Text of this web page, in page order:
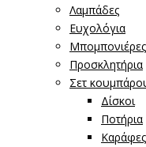
Λαμπάδες
Ευχολόγια
Μπομπονιέρες
Προσκλητήρια
Σετ
Δίσκοι
Ποτήρια
Καράφες